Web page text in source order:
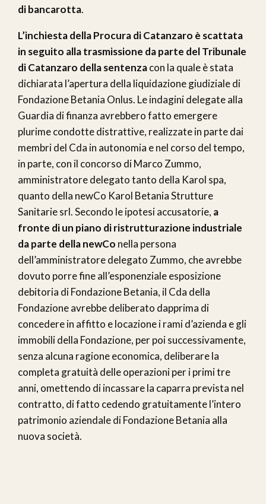
di bancarotta.
L’inchiesta della Procura di Catanzaro è scattata
in seguito alla trasmissione da parte del Tribunale
di Catanzaro della sentenzacon la quale è stata
dichiarata l’apertura della liquidazione giudiziale di
Fondazione Betania Onlus. Le indagini delegate alla
Guardia di finanza avrebbero fatto emergere
plurime condotte distrattive, realizzate in parte dai
membri del Cda in autonomia e nel corso del tempo,
in parte, con il concorso di Marco Zummo,
amministratore delegato tanto della Karol spa,
quanto della newCo Karol Betania Strutture
Sanitarie srl. Secondo le ipotesi accusatorie, a
fronte di un piano di ristrutturazione industriale
da parte della newCo nella persona
dell’amministratore delegato Zummo, che avrebbe
dovuto porre fine all’esponenziale esposizione
debitoria di Fondazione Betania, il Cda della
Fondazione avrebbe deliberato dapprima di
concedere in affitto e locazione i rami d’azienda e gli
immobili della Fondazione, per poi successivamente,
senza alcuna ragione economica, deliberare la
completa gratuità delle operazioni per i primi tre
anni, omettendo di incassare la caparra prevista nel
contratto, di fatto cedendo gratuitamente l’intero
patrimonio aziendale di Fondazione Betania alla
nuova società.